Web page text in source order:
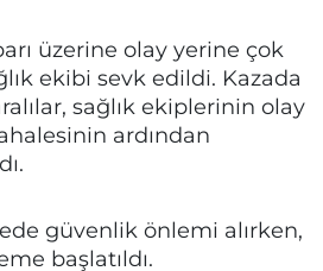
üzerine olay yerine çok
ekibi sevk edildi. Kazada
sağlık ekiplerinin olay
ardından
güvenlik önlemi alırken,
başlatıldı.